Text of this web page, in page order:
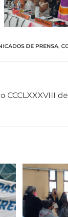
DE PRENSA,
CCCLXXXVIII